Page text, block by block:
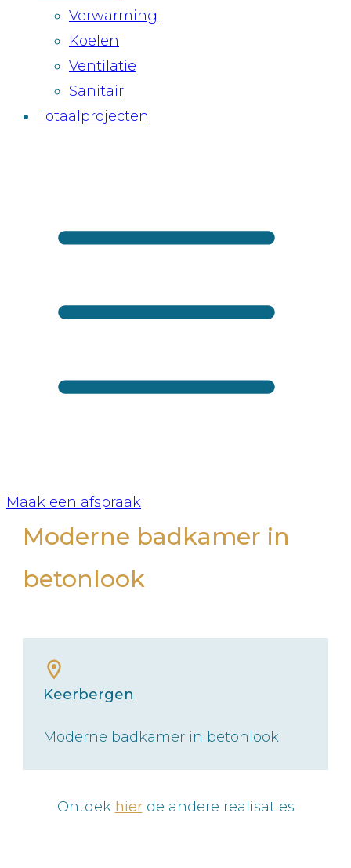
Verwarming
Koelen
Ventilatie
Sanitair
Totaalprojecten
Maak een afspraak
Moderne badkamer in
betonlook
Keerbergen
Moderne badkamer in betonlook
Ontdek hierde andere realisaties